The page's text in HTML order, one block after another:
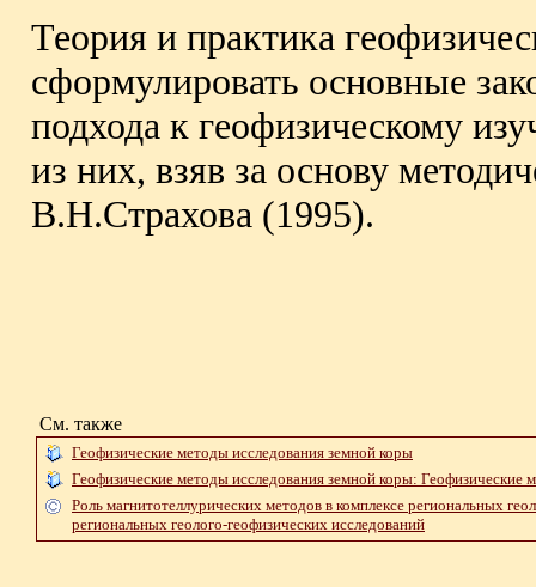
Теория и практика
сформулировать основные
подхода к геофизическому
из них, взяв за основу
В.Н.Страхова (1995).
См. также
Геофизические методы исследования земной коры
Геофизические методы исследования земной коры: Геофизические
Роль магнитотеллурических методов в комплексе региональных
региональных геолого-геофизических исследований